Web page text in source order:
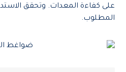
على كفاءة المعدات. وتحقق
المطلوب.